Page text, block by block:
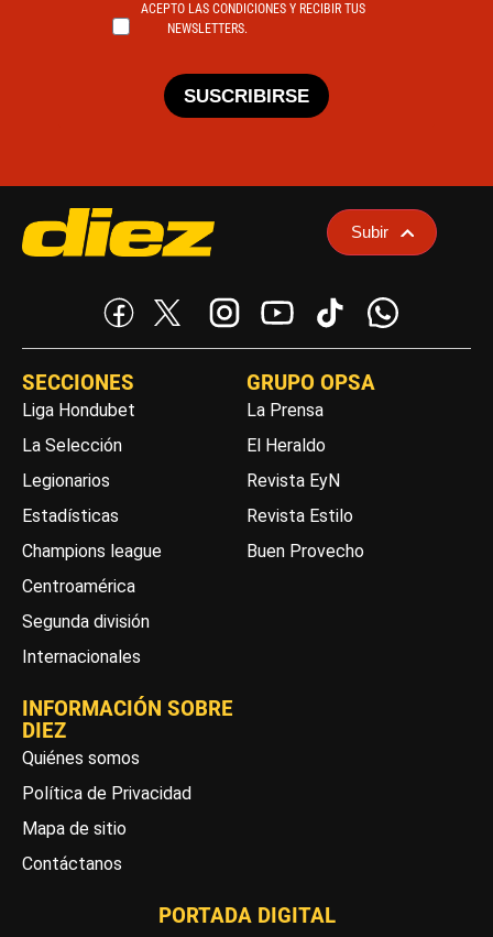
ACEPTO LAS CONDICIONES Y RECIBIR TUS
NEWSLETTERS.
SUSCRIBIRSE
Subir
SECCIONES
Liga Hondubet
La Selección
Legionarios
Estadísticas
Champions league
Centroamérica
Segunda división
Internacionales
GRUPO OPSA
La Prensa
El Heraldo
Revista EyN
Revista Estilo
Buen Provecho
INFORMACIÓN SOBRE
DIEZ
Quiénes somos
Política de Privacidad
Mapa de sitio
Contáctanos
PORTADA DIGITAL